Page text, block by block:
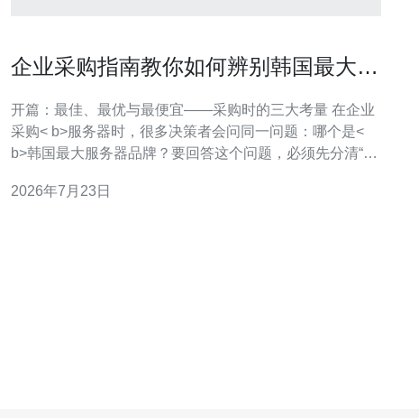
企业采购指南教你如何辨别韩国最大服
开篇：最佳、最优与最便宜——采购时的三大考量 在企业
采购< b>服务器时，很多决策者会问同一问题：哪个是<
b>韩国最大服务器品牌？要回答这个问题，必须先分清“最
（购置成本最低）三者的区别。不同场景下，排名第一的
2026年7月23日